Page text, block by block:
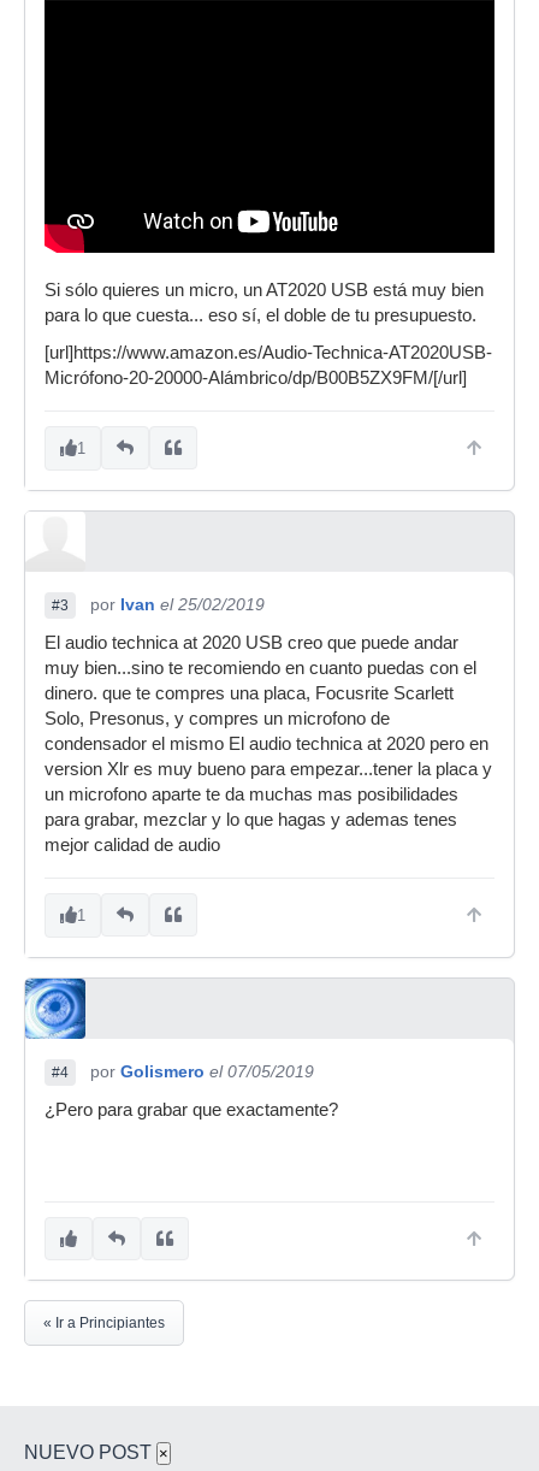
Si sólo quieres un micro, un AT2020 USB está muy bien
para lo que cuesta... eso sí, el doble de tu presupuesto.
[url]https://www.amazon.es/Audio-Technica-AT2020USB-
Micrófono-20-20000-Alámbrico/dp/B00B5ZX9FM/[/url]
1
#3 por Ivan el 25/02/2019
El audio technica at 2020 USB creo que puede andar
muy bien...sino te recomiendo en cuanto puedas con el
dinero. que te compres una placa, Focusrite Scarlett
Solo, Presonus, y compres un microfono de
condensador el mismo El audio technica at 2020 pero en
version Xlr es muy bueno para empezar...tener la placa y
un microfono aparte te da muchas mas posibilidades
para grabar, mezclar y lo que hagas y ademas tenes
mejor calidad de audio
1
#4 por Golismero el 07/05/2019
¿Pero para grabar que exactamente?
« Ir a Principiantes
NUEVO POST ×